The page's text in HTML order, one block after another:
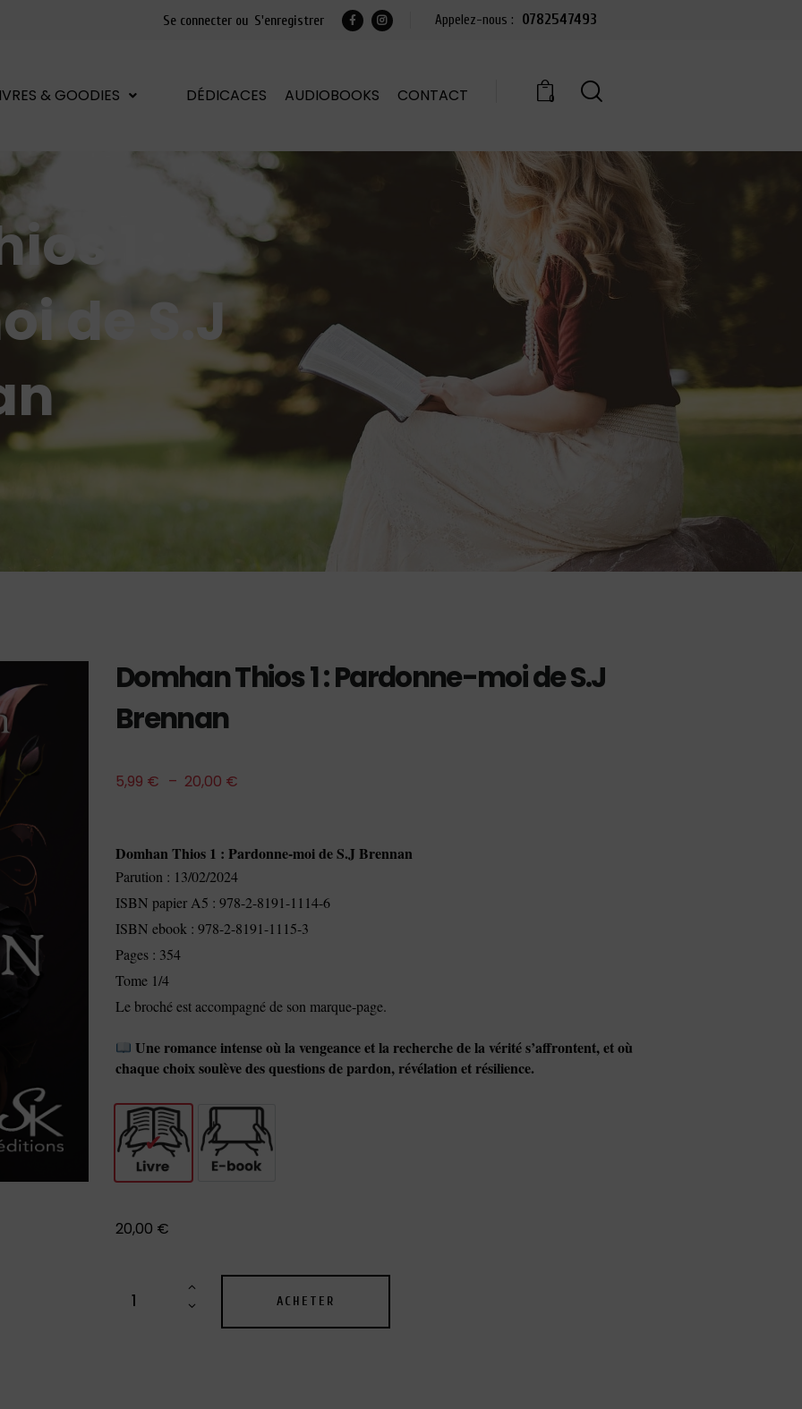
Se connecter ou S'enregistrer Appelez-nous : 0782547493
& GOODIES DÉDICACES AUDIOBOOKS CONTACT 0
1 :
de S.J
Domhan Thios 1 : Pardonne-moi de S.J
Brennan
5,99 € – 20,00 €
Domhan Thios 1 : Pardonne-moi de S.J Brennan
Parution : 13/02/2024
ISBN papier A5 : 978-2-8191-1114-6
ISBN ebook : 978-2-8191-1115-3
Pages : 354
Tome 1/4
Le broché est accompagné de son marque-page.
Une romance intense où la vengeance et la recherche de la vérité s’affrontent, et où
chaque choix soulève des questions de pardon, révélation et résilience.
Livre E-book
20,00 €
ACHETER